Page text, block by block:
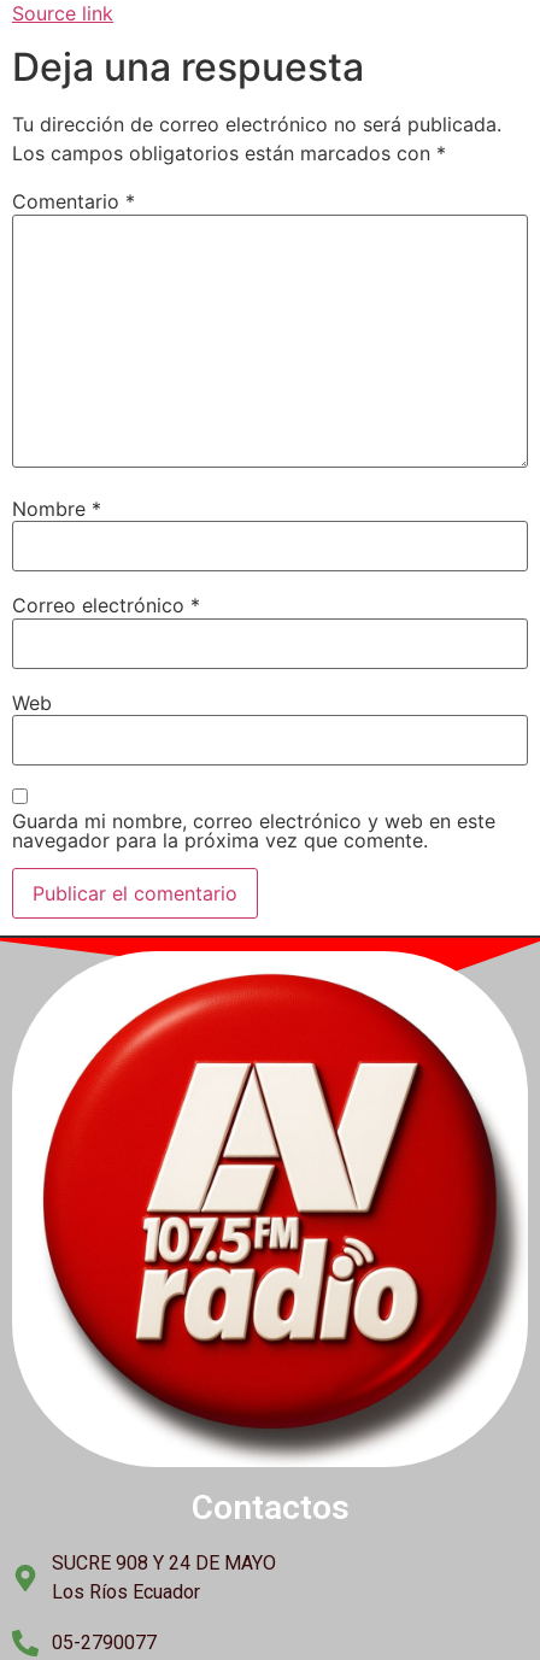
Source link
Deja una respuesta
Tu dirección de correo electrónico no será publicada.
Los campos obligatorios están marcados con *
Comentario *
Nombre *
Correo electrónico *
Web
Guarda mi nombre, correo electrónico y web en este
navegador para la próxima vez que comente.
Contactos
SUCRE 908 Y 24 DE MAYO
Los Ríos Ecuador
05-2790077